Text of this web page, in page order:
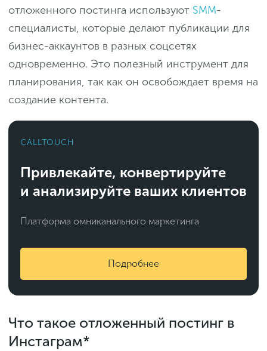
отложенного постинга используют SMM-
специалисты, которые делают публикации для
бизнес-аккаунтов в разных соцсетях
одновременно. Это полезный инструмент для
планирования, так как он освобождает время на
создание контента.
CALLTOUCH
Привлекайте, конвертируйте
и анализируйте ваших клиентов
Платформа омниканального маркетинга
Подробнее
Что такое отложенный постинг в
Инстаграм*